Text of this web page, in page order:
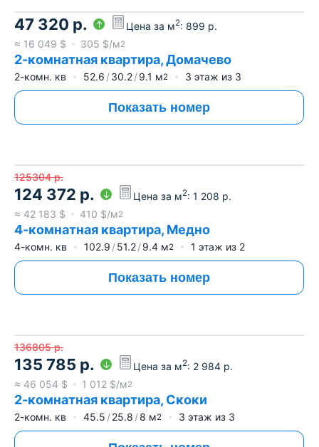
47 320 р. Цена за м2: 899 р.
≈ 16 049 $ 305 $/м2
2-комнатная квартира, Домачево
2-комн. кв 52.6 30.2 9.1 м2 3 этаж из 3
Показать номер
125304 р.
124 372 р. Цена за м2: 1 208 р.
≈ 42 183 $ 410 $/м2
4-комнатная квартира, Медно
4-комн. кв 102.9 51.2 9.4 м2 1 этаж из 2
Показать номер
136805 р.
135 785 р. Цена за м2: 2 984 р.
≈ 46 054 $ 1 012 $/м2
2-комнатная квартира, Скоки
2-комн. кв 45.5 25.8 8 м2 3 этаж из 3